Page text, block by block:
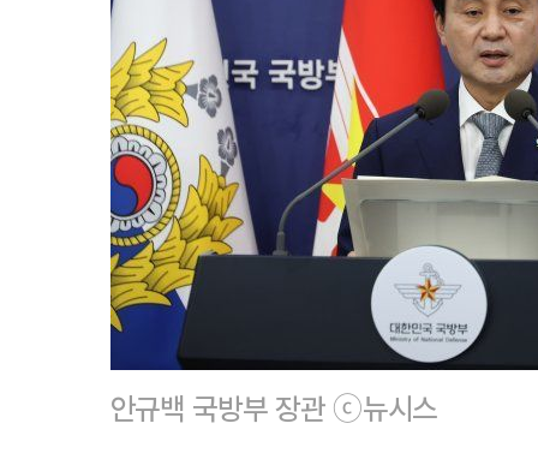
안규백 국방부 장관 ⓒ뉴시스